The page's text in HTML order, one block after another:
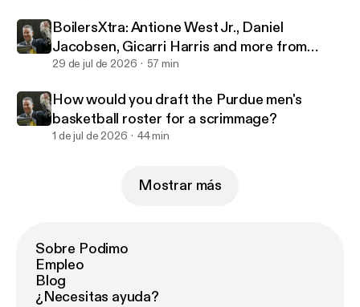
BoilersXtra: Antione West Jr., Daniel
Jacobsen, Gicarri Harris and more from
Purdue's 2-0 start in Canada
29 de jul de 2026 57 min
How would you draft the Purdue men's
basketball roster for a scrimmage?
1 de jul de 2026 44 min
Mostrar más
Sobre Podimo
Empleo
Blog
¿Necesitas ayuda?